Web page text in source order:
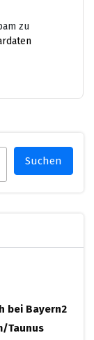
zu
bei Bayern2
Taunus